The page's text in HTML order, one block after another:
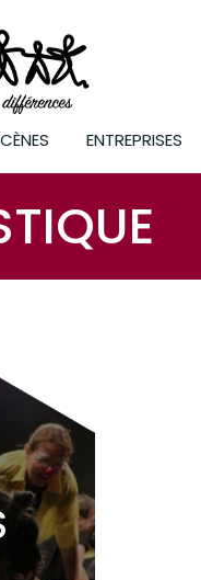
ENTREPRISES